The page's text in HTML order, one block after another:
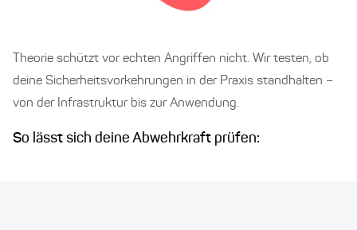
Theorie schützt vor echten Angriffen nicht. Wir testen, ob
deine Sicherheitsvorkehrungen in der Praxis standhalten –
von der Infrastruktur bis zur Anwendung.
So lässt sich deine Abwehrkraft prüfen: